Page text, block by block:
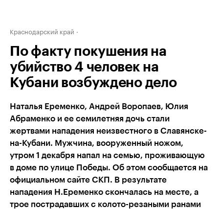
Краснодарский край
По факту покушения на
убийство 4 человек на
Кубани возбуждено дело
Наталья Еременко, Андрей Воропаев, Юлия
Абраменко и ее семилетняя дочь стали
жертвами нападения неизвестного в Славянске-
на-Кубани. Мужчина, вооруженный ножом,
утром 1 декабря напал на семью, проживающую
в доме по улице Победы. Об этом сообщается на
официальном сайте СКП. В результате
нападения Н.Еременко скончалась на месте, а
трое пострадавших с колото-резаными ранами